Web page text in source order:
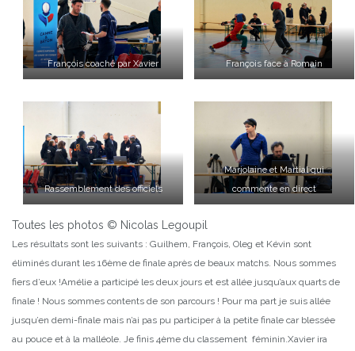
François coaché par Xavier François face à Romain
Rassemblement des officiels
Marjolaine et Martial qui
commente en direct
Toutes les photos © Nicolas Legoupil
Les résultats sont les suivants : Guilhem, François, Oleg et Kévin sont
éliminés durant les 16ème de finale après de beaux matchs. Nous sommes
fiers d’eux !Amélie a participé les deux jours et est allée jusqu’aux quarts de
finale ! Nous sommes contents de son parcours ! Pour ma part je suis allée
jusqu’en demi-finale mais n’ai pas pu participer à la petite finale car blessée
au pouce et à la malléole. Je finis 4ème du classement féminin. Xavier ira